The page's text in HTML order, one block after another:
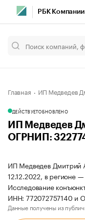
РБК Компании
Главная ИП Медведев
ДЕЙСТВУЕТОБНОВЛЕНО
ИП Медведев
ОГРНИП:
ИП Медведев Дмитрий
12.12.2022, в регионе
Исследование
ИНН: 772072757140 и
Данные получены из